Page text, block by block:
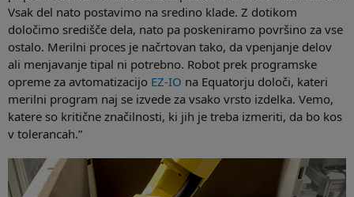
Vsak del nato postavimo na sredino klade. Z dotikom
določimo središče dela, nato pa poskeniramo površino za vse
ostalo. Merilni proces je načrtovan tako, da vpenjanje delov
ali menjavanje tipal ni potrebno. Robot prek programske
opreme za avtomatizacijo EZ-IO na Equatorju določi, kateri
merilni program naj se izvede za vsako vrsto izdelka. Vemo,
katere so kritične značilnosti, ki jih je treba izmeriti, da bo kos
v tolerancah.”